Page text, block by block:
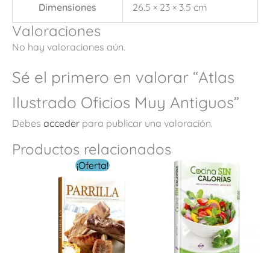
Dimensiones 26.5 × 23 × 3.5 cm
Valoraciones
No hay valoraciones aún.
Sé el primero en valorar “Atlas
Ilustrado Oficios Muy Antiguos”
Debes acceder para publicar una valoración.
Productos relacionados
¡Oferta!
El
precio
original
era:
$ 334.00.